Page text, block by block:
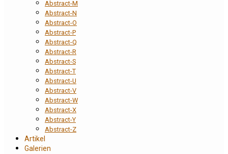
Abstract-M
Abstract-N
Abstract-O
Abstract-P
Abstract-Q
Abstract-R
Abstract-S
Abstract-T
Abstract-U
Abstract-V
Abstract-W
Abstract-X
Abstract-Y
Abstract-Z
Artikel
Galerien